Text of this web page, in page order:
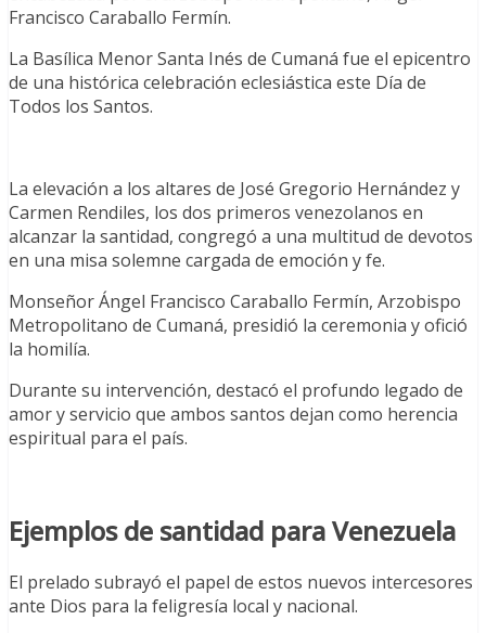
Francisco Caraballo Fermín.
La Basílica Menor Santa Inés de Cumaná fue el epicentro
de una histórica celebración eclesiástica este Día de
Todos los Santos.
La elevación a los altares de José Gregorio Hernández y
Carmen Rendiles, los dos primeros venezolanos en
alcanzar la santidad, congregó a una multitud de devotos
en una misa solemne cargada de emoción y fe.
Monseñor Ángel Francisco Caraballo Fermín, Arzobispo
Metropolitano de Cumaná, presidió la ceremonia y ofició
la homilía.
Durante su intervención, destacó el profundo legado de
amor y servicio que ambos santos dejan como herencia
espiritual para el país.
Ejemplos de santidad para Venezuela
El prelado subrayó el papel de estos nuevos intercesores
ante Dios para la feligresía local y nacional.